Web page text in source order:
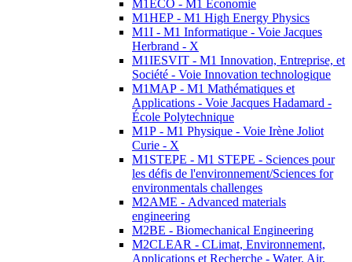
M1ECO - M1 Economie
M1HEP - M1 High Energy Physics
M1I - M1 Informatique - Voie Jacques
Herbrand - X
M1IESVIT - M1 Innovation, Entreprise, et
Société - Voie Innovation technologique
M1MAP - M1 Mathématiques et
Applications - Voie Jacques Hadamard -
École Polytechnique
M1P - M1 Physique - Voie Irène Joliot
Curie - X
M1STEPE - M1 STEPE - Sciences pour
les défis de l'environnement/Sciences for
environmentals challenges
M2AME - Advanced materials
engineering
M2BE - Biomechanical Engineering
M2CLEAR - CLimat, Environnement,
Applications et Recherche - Water, Air,